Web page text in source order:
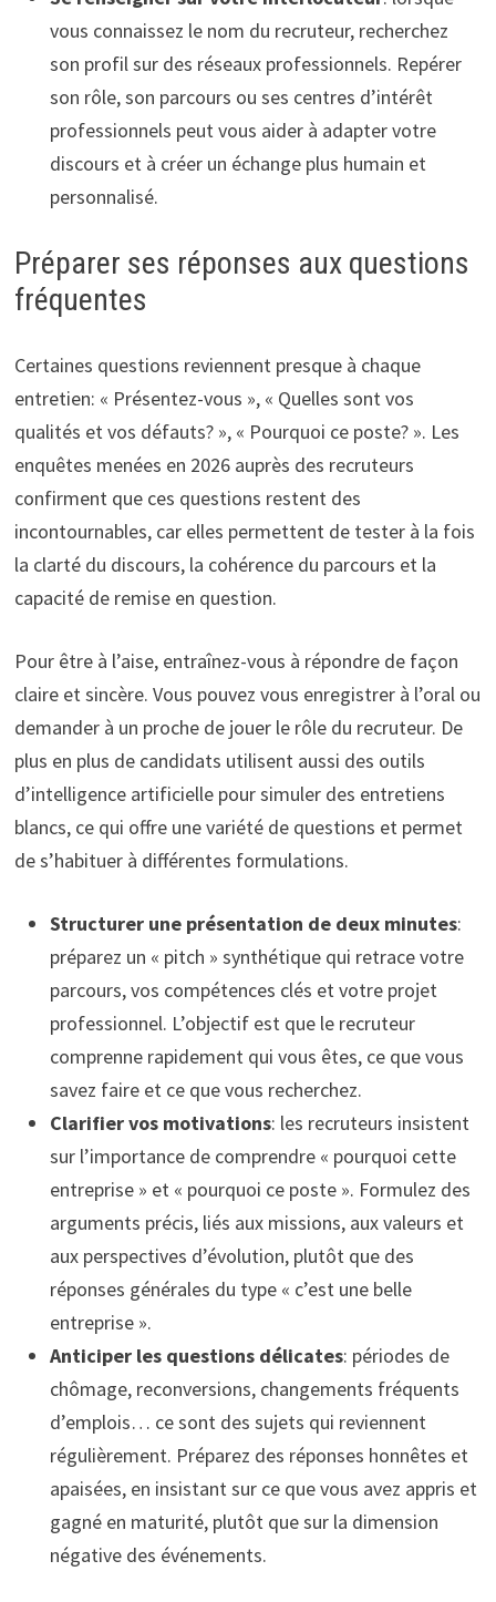
vous connaissez le nom du recruteur, recherchez
son profil sur des réseaux professionnels. Repérer
son rôle, son parcours ou ses centres d’intérêt
professionnels peut vous aider à adapter votre
discours et à créer un échange plus humain et
personnalisé.
Préparer ses réponses aux questions
fréquentes
Certaines questions reviennent presque à chaque
entretien: « Présentez-vous », « Quelles sont vos
qualités et vos défauts? », « Pourquoi ce poste? ». Les
enquêtes menées en 2026 auprès des recruteurs
confirment que ces questions restent des
incontournables, car elles permettent de tester à la fois
la clarté du discours, la cohérence du parcours et la
capacité de remise en question.
Pour être à l’aise, entraînez-vous à répondre de façon
claire et sincère. Vous pouvez vous enregistrer à l’oral ou
demander à un proche de jouer le rôle du recruteur. De
plus en plus de candidats utilisent aussi des outils
d’intelligence artificielle pour simuler des entretiens
blancs, ce qui offre une variété de questions et permet
de s’habituer à différentes formulations.
Structurer une présentation de deux minutes:
préparez un « pitch » synthétique qui retrace votre
parcours, vos compétences clés et votre projet
professionnel. L’objectif est que le recruteur
comprenne rapidement qui vous êtes, ce que vous
savez faire et ce que vous recherchez.
Clarifier vos motivations: les recruteurs insistent
sur l’importance de comprendre « pourquoi cette
entreprise » et « pourquoi ce poste ». Formulez des
arguments précis, liés aux missions, aux valeurs et
aux perspectives d’évolution, plutôt que des
réponses générales du type « c’est une belle
entreprise ».
Anticiper les questions délicates: périodes de
chômage, reconversions, changements fréquents
d’emplois… ce sont des sujets qui reviennent
régulièrement. Préparez des réponses honnêtes et
apaisées, en insistant sur ce que vous avez appris et
gagné en maturité, plutôt que sur la dimension
négative des événements.